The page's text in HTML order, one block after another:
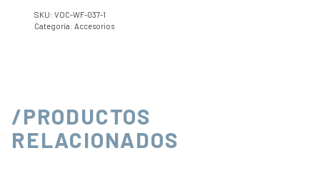
SKU: VOC-WF-037-1
Categoría: Accesorios
/PRODUCTOS
RELACIONADOS